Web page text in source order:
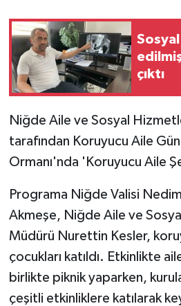
çıktı
Niğde Aile ve Sosyal
tarafından Koruyucu Aile
Ormanı'nda 'Koruyucu Aile
Programa Niğde Valisi
Akmeşe, Niğde Aile ve
Müdürü Nurettin Kesler,
çocukları katıldı. Etkinlikte
birlikte piknik yaparken,
çeşitli etkinliklere katılarak